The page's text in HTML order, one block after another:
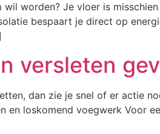
worden? Je vloer is
bespaart je direct op
versleten
dan zie je snel of er actie
en loskomend voegwerk Voor